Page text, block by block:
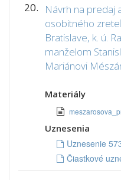
20.
Návrh na predaj
osobitného
Bratislave, k. ú.
manželom
Mariánovi
Materiály
Uznesenia
Uznesenie
Čiastkové